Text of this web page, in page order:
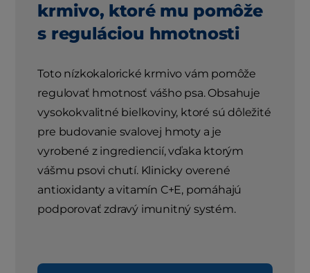
krmivo, ktoré mu pomôže
s reguláciou hmotnosti
Toto nízkokalorické krmivo vám pomôže
regulovať hmotnosť vášho psa. Obsahuje
vysokokvalitné bielkoviny, ktoré sú dôležité
pre budovanie svalovej hmoty a je
vyrobené z ingrediencií, vďaka ktorým
vášmu psovi chutí. Klinicky overené
antioxidanty a vitamín C+E, pomáhajú
podporovať zdravý imunitný systém.